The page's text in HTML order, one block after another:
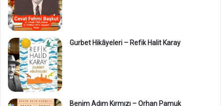
Gurbet Hikâyeleri – Refik Halit Karay
Benim Adım Kırmızı – Orhan Pamuk